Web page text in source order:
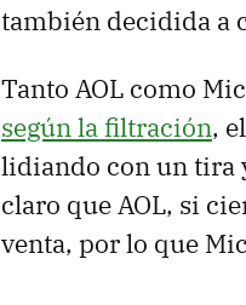
también decidida a
Tanto AOL como
según la filtración,
lidiando con un tira
claro que AOL, si
venta, por lo que